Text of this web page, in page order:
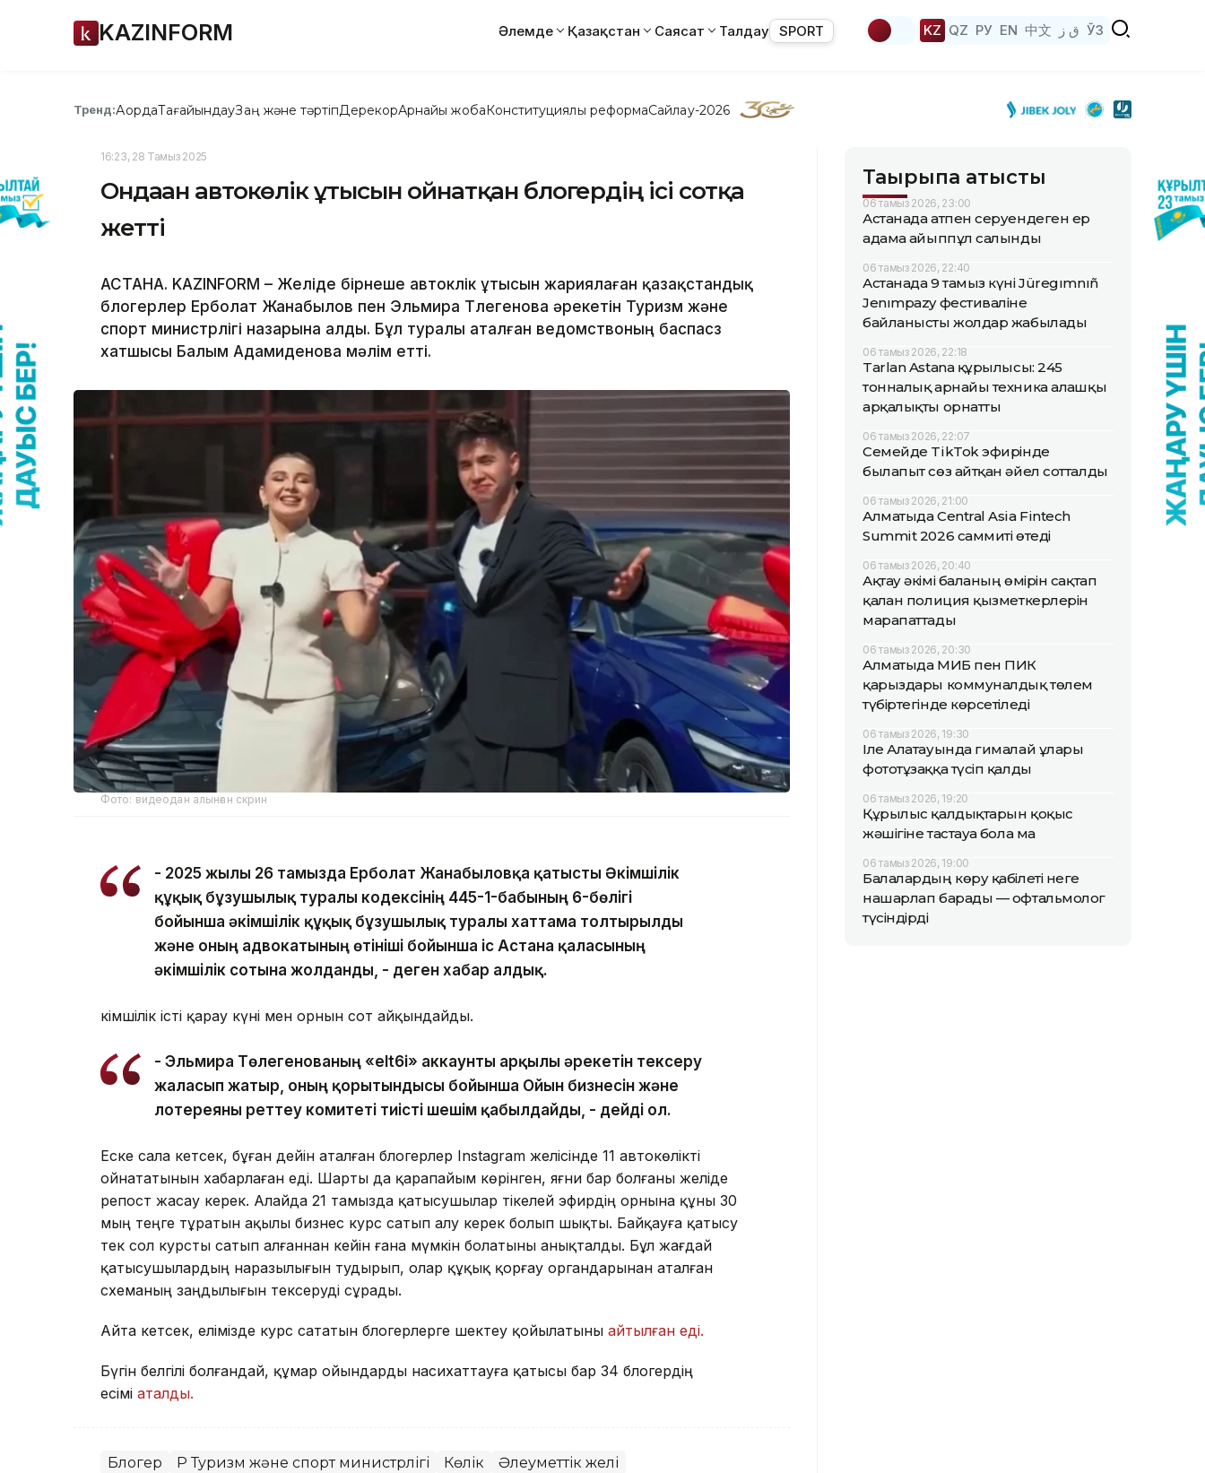
KAZINFORM Әлемде Қазақстан Саясат Талдау SPORT KZ QZ РУ EN 中文 ق ز ЎЗ
Тренд:АқордаТағайындауЗаң және тәртіпДерекқорАрнайы жобаКонституциялық реформаСайлау-2026
16:23, 28 Тамыз 2025
Ондаған автокөлік ұтысын ойнатқан блогердің ісі сотқа
жетті
АСТАНА. KAZINFORM – Желіде бірнеше автокөлік ұтысын жариялаған қазақстандық
блогерлер Ерболат Жанабылов пен Эльмира Төлегенова әрекетін Туризм және
спорт министрлігі назарына алды. Бұл туралы аталған ведомствоның баспасөз
хатшысы Балым Адамиденова мәлім етті.
Фото: видеодан алынған скрин
- 2025 жылғы 26 тамызда Ерболат Жанабыловқа қатысты Әкімшілік
құқық бұзушылық туралы кодексінің 445-1-бабының 6-бөлігі
бойынша әкімшілік құқық бұзушылық туралы хаттама толтырылды
және оның адвокатының өтініші бойынша іс Астана қаласының
әкімшілік сотына жолданды, - деген хабар алдық.
Әкімшілік істі қарау күні мен орнын сот айқындайды.
- Эльмира Төлегенованың «elt6i» аккаунты арқылы әрекетін тексеру
жалғасып жатыр, оның қорытындысы бойынша Ойын бизнесін және
лотереяны реттеу комитеті тиісті шешім қабылдайды, - дейді ол.
Еске сала кетсек, бұған дейін аталған блогерлер Instagram желісінде 11 автокөлікті
ойнататынын хабарлаған еді. Шарты да қарапайым көрінген, яғни бар болғаны желіде
репост жасау керек. Алайда 21 тамызда қатысушылар тікелей эфирдің орнына құны 30
мың теңге тұратын ақылы бизнес курс сатып алу керек болып шықты. Байқауға қатысу
тек сол курсты сатып алғаннан кейін ғана мүмкін болатыны анықталды. Бұл жағдай
қатысушылардың наразылығын тудырып, олар құқық қорғау органдарынан аталған
схеманың заңдылығын тексеруді сұрады.
Айта кетсек, елімізде курс сататын блогерлерге шектеу қойылатыны айтылған еді.
Бүгін белгілі болғандай, құмар ойындарды насихаттауға қатысы бар 34 блогердің
есімі аталды.
Блогер ҚР Туризм және спорт министрлігі Көлік Әлеуметтік желі
Тақырыпқа қатысты
06 тамыз 2026, 23:00
Астанада атпен серуендеген ер
адамға айыппұл салынды
06 тамыз 2026, 22:40
Астанада 9 тамыз күні Jüregımnıñ
Jenımpazy фестиваліне
байланысты жолдар жабылады
06 тамыз 2026, 22:18
Tarlan Astana құрылысы: 245
тонналық арнайы техника алғашқы
арқалықты орнатты
06 тамыз 2026, 22:07
Семейде TikTok эфирінде
былапыт сөз айтқан әйел сотталды
06 тамыз 2026, 21:00
Алматыда Central Asia Fintech
Summit 2026 саммиті өтеді
06 тамыз 2026, 20:40
Ақтау әкімі баланың өмірін сақтап
қалған полиция қызметкерлерін
марапаттады
06 тамыз 2026, 20:30
Алматыда МИБ пен ПИК
қарыздары коммуналдық төлем
түбіртегінде көрсетіледі
06 тамыз 2026, 19:30
Іле Алатауында гималай ұлары
фототұзаққа түсіп қалды
06 тамыз 2026, 19:20
Құрылыс қалдықтарын қоқыс
жәшігіне тастауға бола ма
06 тамыз 2026, 19:00
Балалардың көру қабілеті неге
нашарлап барады — офтальмолог
түсіндірді